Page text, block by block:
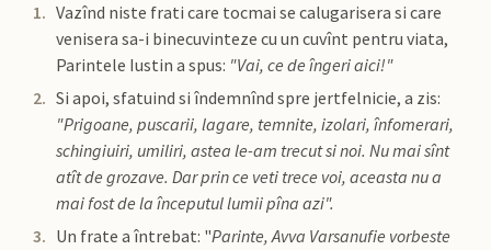
Vazînd niste frati care tocmai se calugarisera si care
venisera sa-i binecuvinteze cu un cuvînt pentru viata,
Parintele Iustin a spus: "Vai, ce de îngeri aici!"
Si apoi, sfatuind si îndemnînd spre jertfelnicie, a zis:
"Prigoane, puscarii, lagare, temnite, izolari, înfomerari,
schingiuiri, umiliri, astea le-am trecut si noi. Nu mai sînt
atît de grozave. Dar prin ce veti trece voi, aceasta nu a
mai fost de la începutul lumii pîna azi".
Un frate a întrebat: "Parinte, Avva Varsanufie vorbeste